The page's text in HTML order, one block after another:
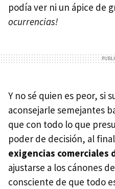
podía ver ni un ápice de
ocurrencias!
Y no sé quien es peor, si
aconsejarle semejantes
que con todo lo que
poder de decisión, al final
exigencias comerciales
ajustarse a los cánones
consciente de que todo